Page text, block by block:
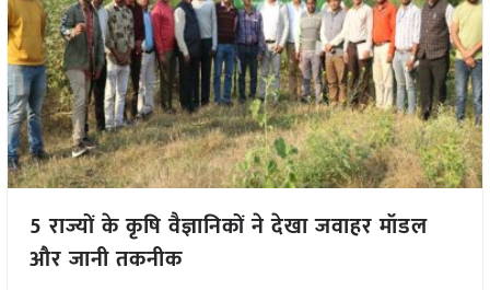
5 राज्यों के कृषि वैज्ञानिकों ने देखा जवाहर मॉडल
और जानी तकनीक